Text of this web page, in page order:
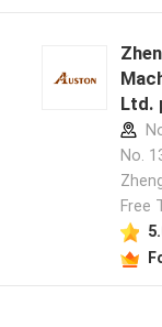
Ltd.
No.
Free